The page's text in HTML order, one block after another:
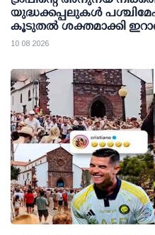
യുദ്ധക്കപ്പലുകള്‍
കൂടുതല്‍ ശക്തമാക്കി ഇറാനെ വരുതിയിലാക്കാന്‍
നീക്കം
10 08 2026